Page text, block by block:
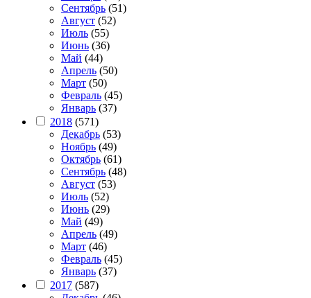
Сентябрь (51)
Август (52)
Июль (55)
Июнь (36)
Май (44)
Апрель (50)
Март (50)
Февраль (45)
Январь (37)
2018 (571)
Декабрь (53)
Ноябрь (49)
Октябрь (61)
Сентябрь (48)
Август (53)
Июль (52)
Июнь (29)
Май (49)
Апрель (49)
Март (46)
Февраль (45)
Январь (37)
2017 (587)